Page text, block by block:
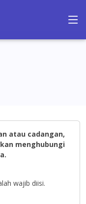
atau cadangan,
menghubungi
wajib diisi.